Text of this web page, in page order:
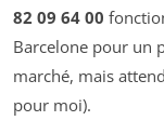
82 09 64 00
Barcelone pour un
marché, mais
pour moi).